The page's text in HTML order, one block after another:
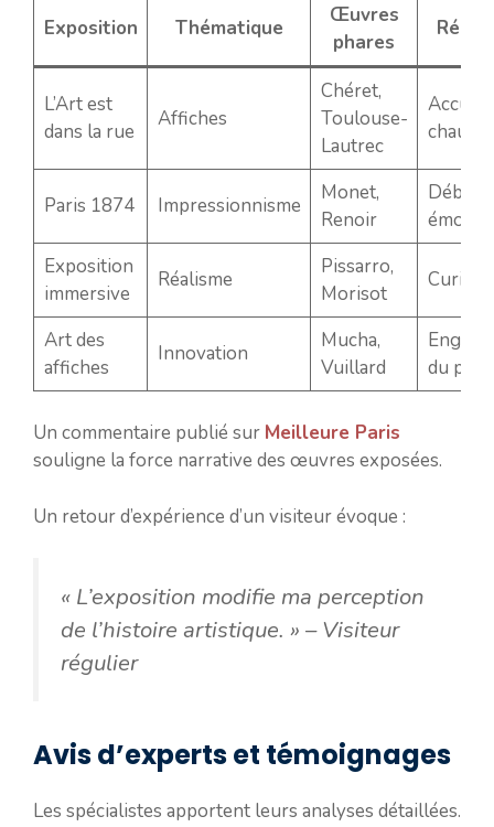
Exposition Thématique
Œuvres
phares
L’Art est
dans la rue
Affiches
Chéret,
Toulouse-
Lautrec
Paris 1874 Impressionnisme
Monet,
Renoir
Débat
Exposition
immersive
Réalisme
Pissarro,
Morisot
Art des
affiches
Innovation
Mucha,
Vuillard
du
Un commentaire publié sur Meilleure Paris
souligne la force narrative des œuvres exposées.
Un retour d’expérience d’un visiteur évoque :
« L’exposition modifie ma perception
de l’histoire artistique. » – Visiteur
régulier
Avis d’experts et témoignages
Les spécialistes apportent leurs analyses détaillées.